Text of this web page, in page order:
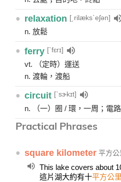
● relaxation [͵rilæksˋeʃən]
n. 放鬆
● ferry [ˋfɛrɪ]
vt. （定時）運送
n. 渡輪，渡船
● circuit [ˋsɝkɪt]
n. （一）圈 / 環，一周；電路
Practical Phrases
● square kilometer 平方公
This lake covers about
這片湖大約有十平方公里